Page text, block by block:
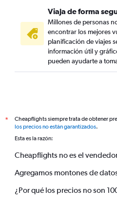
Viaja de forma
Millones de personas
encontrar los mejores
planificación de viajes
información útil y
pueden ayudarte a
*
Cheapflights siempre trata de obtener
los precios no están garantizados.
Esta es la razón:
Cheapflights no es el
Agregamos montones de
¿Por qué los precios no son